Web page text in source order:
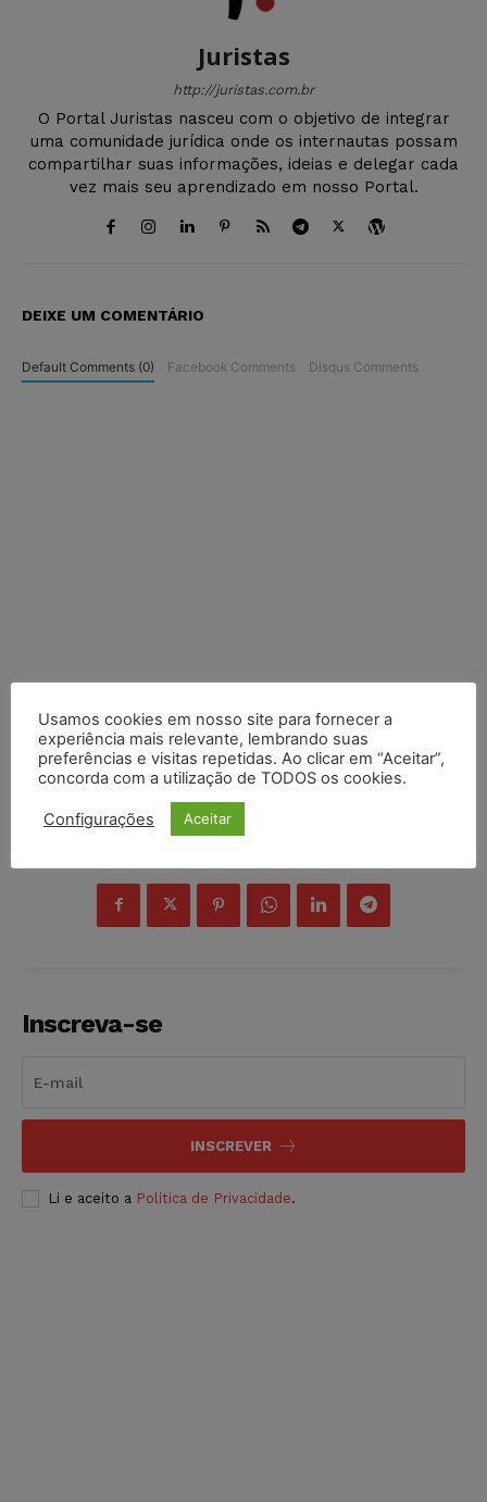
Juristas
http://juristas.com.br
O Portal Juristas nasceu com o objetivo de integrar
uma comunidade jurídica onde os internautas possam
compartilhar suas informações, ideias e delegar cada
vez mais seu aprendizado em nosso Portal.
DEIXE UM COMENTÁRIO
Default Comments (0) Facebook Comments Disqus Comments
Inscreva-se
INSCREVER
Li e aceito a Política de Privacidade.
Usamos cookies em nosso site para fornecer a
experiência mais relevante, lembrando suas
preferências e visitas repetidas. Ao clicar em “Aceitar”,
concorda com a utilização de TODOS os cookies.
Configurações Aceitar